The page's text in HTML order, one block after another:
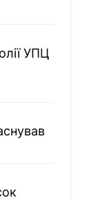
УПЦ